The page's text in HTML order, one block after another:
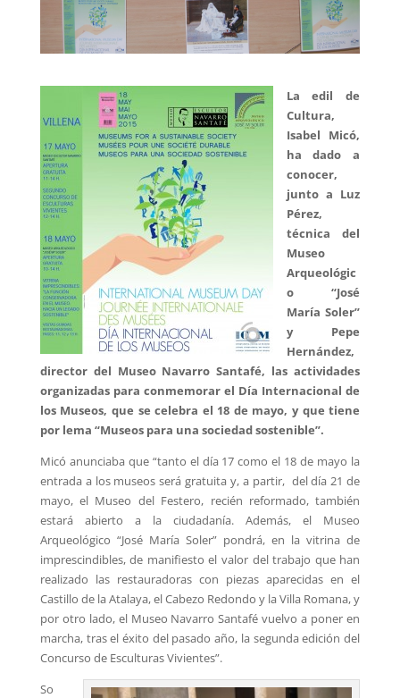
La edil de
Cultura,
Isabel Micó,
ha dado a
conocer,
junto a Luz
Pérez,
técnica del
Museo
Arqueológic
o “José
María Soler”
y Pepe
Hernández,
director del Museo Navarro Santafé, las actividades
organizadas para conmemorar el Día Internacional de
los Museos, que se celebra el 18 de mayo, y que tiene
por lema “Museos para una sociedad sostenible”.
Micó anunciaba que “tanto el día 17 como el 18 de mayo la
entrada a los museos será gratuita y, a partir, del día 21 de
mayo, el Museo del Festero, recién reformado, también
estará abierto a la ciudadanía. Además, el Museo
Arqueológico “José María Soler” pondrá, en la vitrina de
imprescindibles, de manifiesto el valor del trabajo que han
realizado las restauradoras con piezas aparecidas en el
Castillo de la Atalaya, el Cabezo Redondo y la Villa Romana, y
por otro lado, el Museo Navarro Santafé vuelvo a poner en
marcha, tras el éxito del pasado año, la segunda edición del
Concurso de Esculturas Vivientes”.
So